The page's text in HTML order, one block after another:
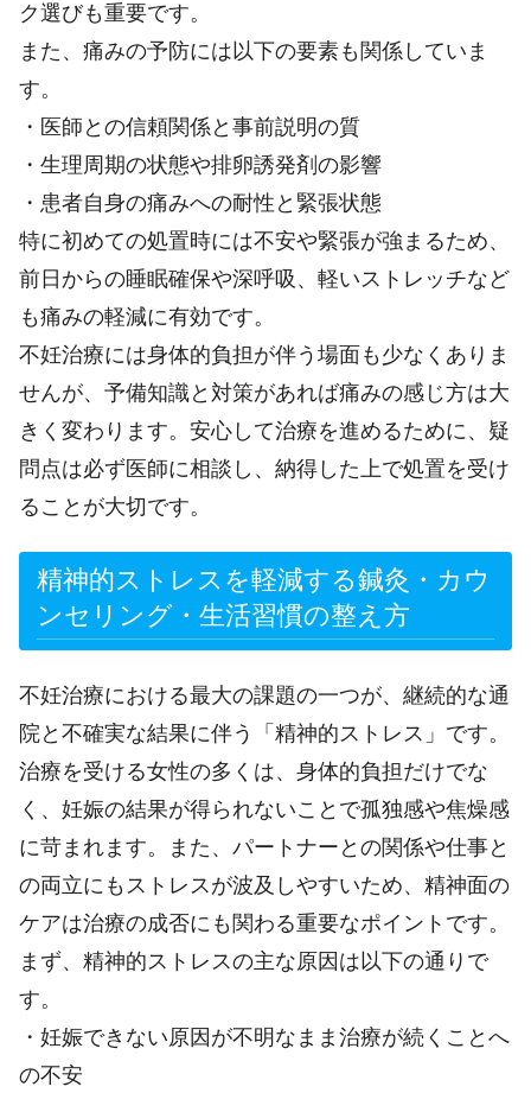
ク選びも重要です。
また、痛みの予防には以下の要素も関係していま
す。
・医師との信頼関係と事前説明の質
・生理周期の状態や排卵誘発剤の影響
・患者自身の痛みへの耐性と緊張状態
特に初めての処置時には不安や緊張が強まるため、
前日からの睡眠確保や深呼吸、軽いストレッチなど
も痛みの軽減に有効です。
不妊治療には身体的負担が伴う場面も少なくありま
せんが、予備知識と対策があれば痛みの感じ方は大
きく変わります。安心して治療を進めるために、疑
問点は必ず医師に相談し、納得した上で処置を受け
ることが大切です。
精神的ストレスを軽減する鍼灸・カウ
ンセリング・生活習慣の整え方
不妊治療における最大の課題の一つが、継続的な通
院と不確実な結果に伴う「精神的ストレス」です。
治療を受ける女性の多くは、身体的負担だけでな
く、妊娠の結果が得られないことで孤独感や焦燥感
に苛まれます。また、パートナーとの関係や仕事と
の両立にもストレスが波及しやすいため、精神面の
ケアは治療の成否にも関わる重要なポイントです。
まず、精神的ストレスの主な原因は以下の通りで
す。
・妊娠できない原因が不明なまま治療が続くことへ
の不安